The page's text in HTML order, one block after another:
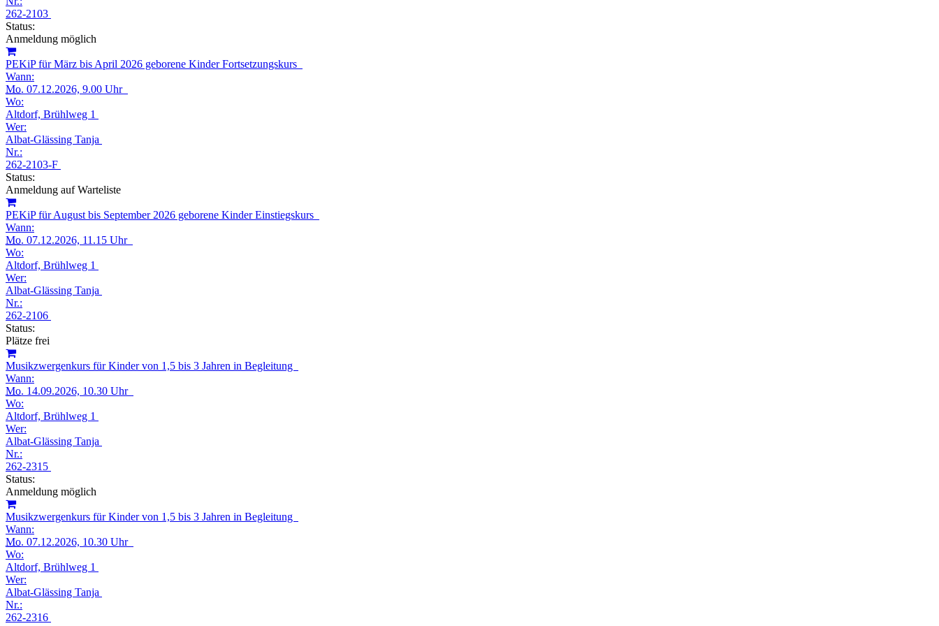
262-2103
Status:
Anmeldung möglich
PEKiP für März bis April 2026 geborene Kinder Fortsetzungskurs
Wann:
Mo. 07.12.2026, 9.00 Uhr
Wo:
Altdorf, Brühlweg 1
Wer:
Albat-Glässing Tanja
Nr.:
262-2103-F
Status:
Anmeldung auf Warteliste
PEKiP für August bis September 2026 geborene Kinder Einstiegskurs
Wann:
Mo. 07.12.2026, 11.15 Uhr
Wo:
Altdorf, Brühlweg 1
Wer:
Albat-Glässing Tanja
Nr.:
262-2106
Status:
Plätze frei
Musikzwergenkurs für Kinder von 1,5 bis 3 Jahren in Begleitung
Wann:
Mo. 14.09.2026, 10.30 Uhr
Wo:
Altdorf, Brühlweg 1
Wer:
Albat-Glässing Tanja
Nr.:
262-2315
Status:
Anmeldung möglich
Musikzwergenkurs für Kinder von 1,5 bis 3 Jahren in Begleitung
Wann:
Mo. 07.12.2026, 10.30 Uhr
Wo:
Altdorf, Brühlweg 1
Wer:
Albat-Glässing Tanja
Nr.:
262-2316